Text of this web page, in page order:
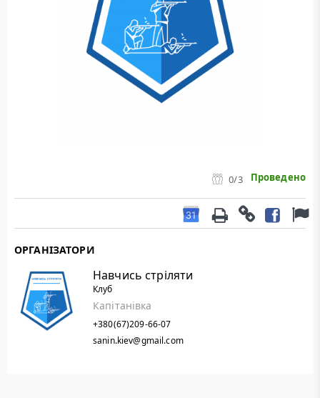
0/3 Проведено
ОРГАНІЗАТОРИ
Навчись стріляти
Клуб
Капітанівка
+380(67)209-66-07
sanin.kiev@gmail.com